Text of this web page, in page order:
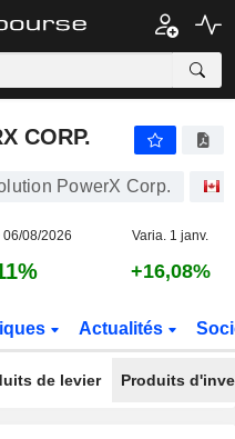
CORP.
PowerX Corp.
08/2026 Varia. 1 janv.
+16,08%
Actualités
de levier Produits